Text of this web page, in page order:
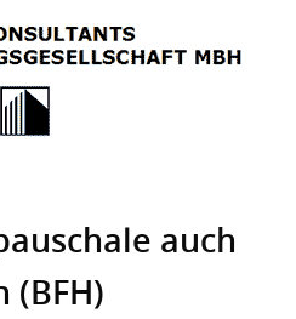
auch
(BFH)